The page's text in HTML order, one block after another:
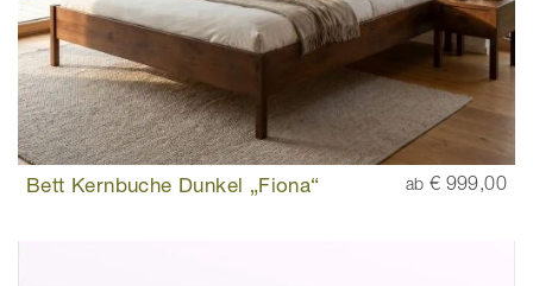
Bett Kernbuche Dunkel „Fiona“ ab € 999,00